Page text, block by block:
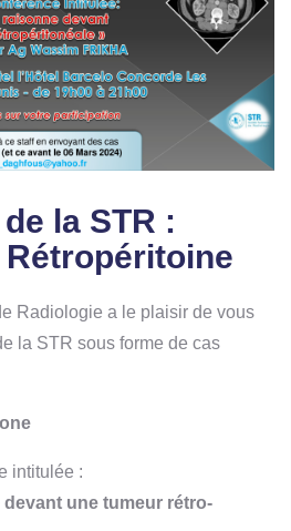
la STR :
Radiologie a le plaisir de vous
la STR sous forme de cas
intitulée :
une tumeur rétro-